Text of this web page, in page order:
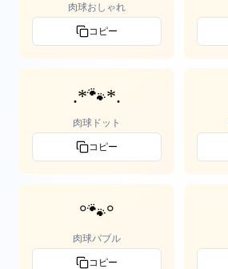
肉球おしゃれ
コピー
.*🐾*.
肉球ドット
コピー
°🐾°
肉球バブル
コピー